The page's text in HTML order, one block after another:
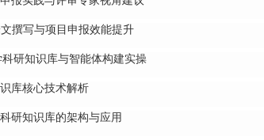
写与项目申报效能提升
知识库与智能体构建实操
核心技术解析
知识库的架构与应用